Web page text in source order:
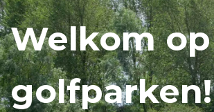
Welkom
golfparken!